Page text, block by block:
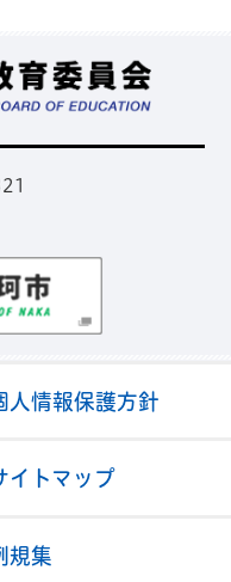
人情報保護方針
イトマップ
規集